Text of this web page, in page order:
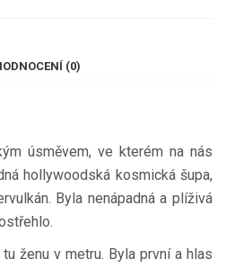
(0)
úsměvem, ve kterém na nás
hollywoodská kosmická šupa,
Byla nenápadná a plíživá
ženu v metru. Byla první a hlas